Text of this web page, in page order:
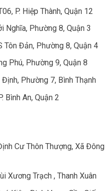
P. Hiệp Thành, Quận 12
Nghĩa, Phường 8, Quận 3
Đản, Phường 8, Quận 4
Phú, Phường 9, Quận 8
Phường 7, Bình Thạnh
Bình An, Quận 2
Cư Thôn Thượng, Xã Đông
Xương Trạch , Thanh Xuân